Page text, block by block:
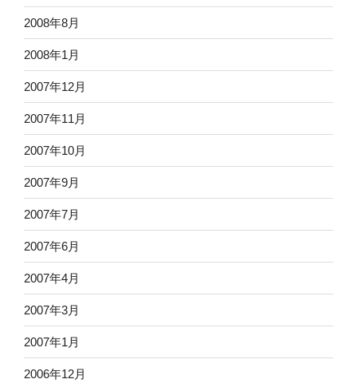
2008年8月
2008年1月
2007年12月
2007年11月
2007年10月
2007年9月
2007年7月
2007年6月
2007年4月
2007年3月
2007年1月
2006年12月